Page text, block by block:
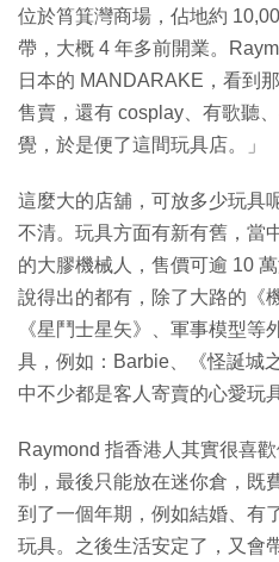
位於筲箕灣商場，佔地約
帶，大概 4 年多前開業。
日本的 MANDARAKE，看到
售賣，還有 cosplay、有歌聽
覺，於是便了這間玩具店。」
這麼大的店舖，可放多少玩具
不清。玩具方面有新有舊，當
的大膠機械人，售價可逾 10
說得出的都有，除了大路的《
《星鬥士星矢》、軍事模型
具，例如：Barbie、《怪誕城
中不少都是客人寄賣的心愛玩具
Raymond 指香港人其實很喜
制，最後只能放在迷你倉，既
到了一個年期，例如結婚、有
玩具。之後生活安定了，又會